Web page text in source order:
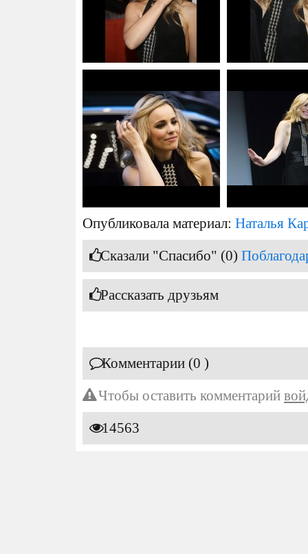
Опубликовала материал: Наталья
Сказали "Спасибо" (0)
Рассказать друзьям
Комментарии (0 )
Чтобы оставить комментарий
14563